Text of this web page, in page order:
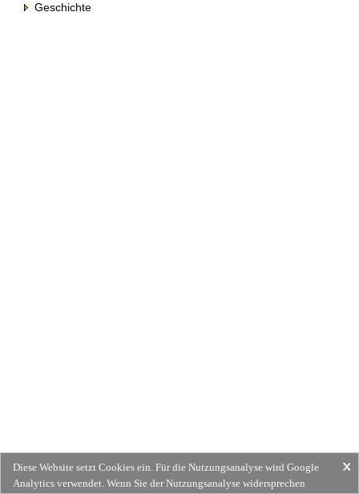
Geschichte
Diese Website setzt Cookies ein. Für die Nutzungsanalyse wird Google
Analytics verwendet. Wenn Sie der Nutzungsanalyse widersprechen